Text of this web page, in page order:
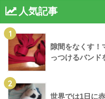
人気記事
1
隙間をなくす！
っつけるバンド
2
世界では1日に